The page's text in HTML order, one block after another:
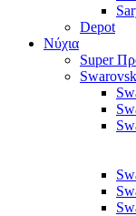
Depot
Νύχια
Super